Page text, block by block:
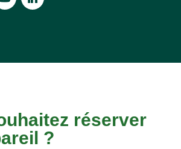
réserver
?